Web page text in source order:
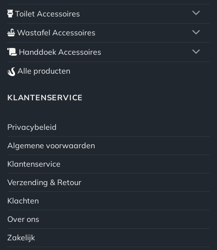
Toilet Accessoires
Wastafel Accessoires
Handdoek Accessoires
Alle producten
KLANTENSERVICE
Privacybeleid
Algemene voorwaarden
Klantenservice
Verzending & Retour
Klachten
Over ons
Zakelijk